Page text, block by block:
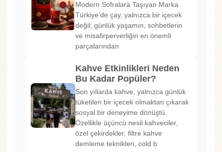
Modern Sofralara Taşıyan Marka
Türkiye’de çay, yalnızca bir içecek
değil; günlük yaşamın, sohbetlerin
ve misafirperverliğin en önemli
parçalarından
Kahve Etkinlikleri Neden
Bu Kadar Popüler?
Son yıllarda kahve, yalnızca günlük
tüketilen bir içecek olmaktan çıkarak
sosyal bir deneyime dönüştü.
Özellikle üçüncü nesil kahveciler,
özel çekirdekler, filtre kahve
demleme teknikleri, cold b